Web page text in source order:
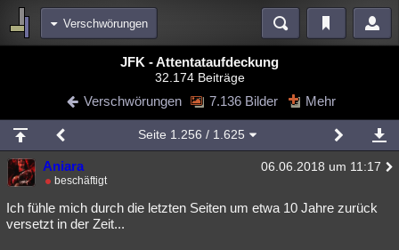
Verschwörungen
Diskussionen Blogs Videos
Chat Wiki Neuigkeiten
meine Rubriken
Menschen Mystery Kriminalfälle
Spiritualität Verschwörungen Technologie Ufologie
JFK - Attentataufdeckung
32.174 Beiträge
Verschwörungen 7.136 Bilder Mehr
Seite 1.256 / 1.625
Aniara 06.06.2018 um 11:17
beschäftigt
Ich fühle mich durch die letzten Seiten um etwa 10 Jahre zurück
versetzt in der Zeit...